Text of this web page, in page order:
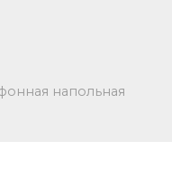
напольная